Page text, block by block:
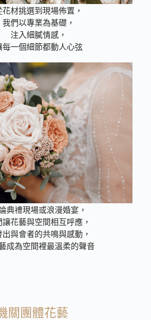
花材挑選到現場佈置，
我們以專業為基礎，
注入細膩情感，
每一個細節都動人心弦
域共鳴力
典禮現場或浪漫婚宴，
讓花藝與空間相互呼應，
出與會者的共鳴與感動，
成為空間裡最溫柔的聲音
關團體花藝